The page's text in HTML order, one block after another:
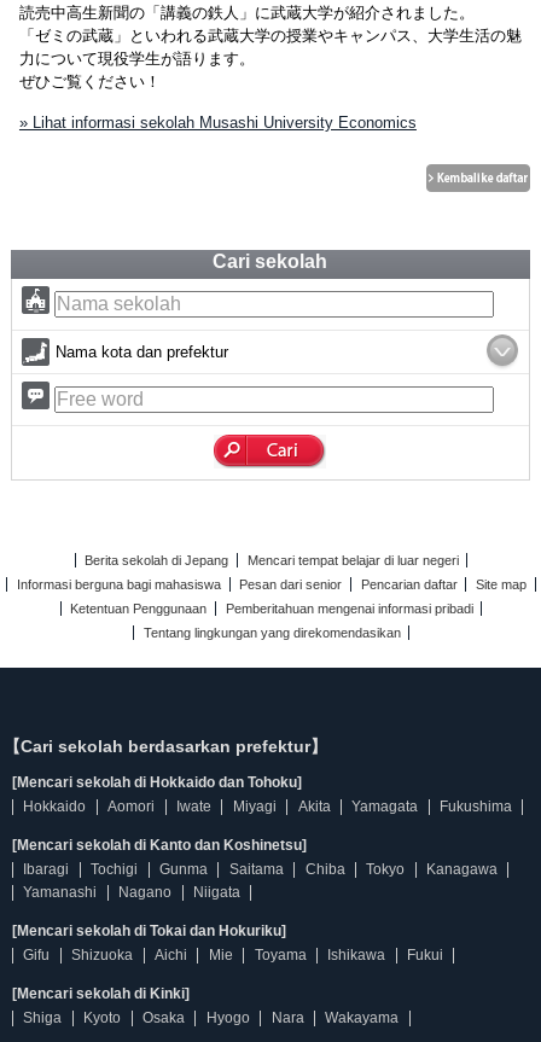
読売中高生新聞の「講義の鉄人」に武蔵大学が紹介されました。
「ゼミの武蔵」といわれる武蔵大学の授業やキャンパス、大学生活の魅
力について現役学生が語ります。
ぜひご覧ください！
» Lihat informasi sekolah Musashi University Economics
Cari sekolah
Nama kota dan prefektur
Berita sekolah di Jepang
Mencari tempat belajar di luar negeri
Informasi berguna bagi mahasiswa
Pesan dari senior Pencarian daftar
Site map
Ketentuan Penggunaan
Pemberitahuan mengenai informasi pribadi
Tentang lingkungan yang direkomendasikan
【Cari sekolah berdasarkan prefektur】
[Mencari sekolah di Hokkaido dan Tohoku]
Hokkaido
Aomori Iwate Miyagi Akita Yamagata Fukushima
[Mencari sekolah di Kanto dan Koshinetsu]
Ibaragi
Tochigi Gunma Saitama Chiba Tokyo
Kanagawa
Yamanashi
Nagano Niigata
[Mencari sekolah di Tokai dan Hokuriku]
Gifu
Shizuoka Aichi Mie Toyama Ishikawa Fukui
[Mencari sekolah di Kinki]
Shiga
Kyoto Osaka Hyogo Nara Wakayama